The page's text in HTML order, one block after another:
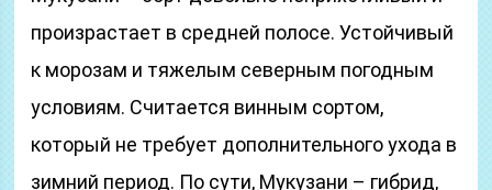
произрастает в средней полосе. Устойчивый
к морозам и тяжелым северным погодным
условиям. Считается винным сортом,
который не требует дополнительного ухода в
зимний период. По сути, Мукузани – гибрид,